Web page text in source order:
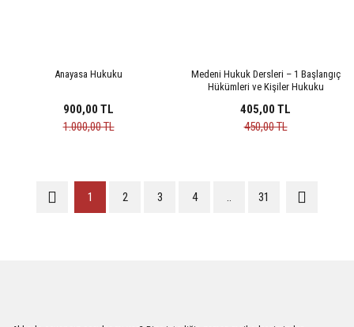
Anayasa Hukuku
900,00 TL
1.000,00 TL
Medeni Hukuk Dersleri – 1 Başlangıç
Hükümleri ve Kişiler Hukuku
405,00 TL
450,00 TL
1 2 3 4 .. 31